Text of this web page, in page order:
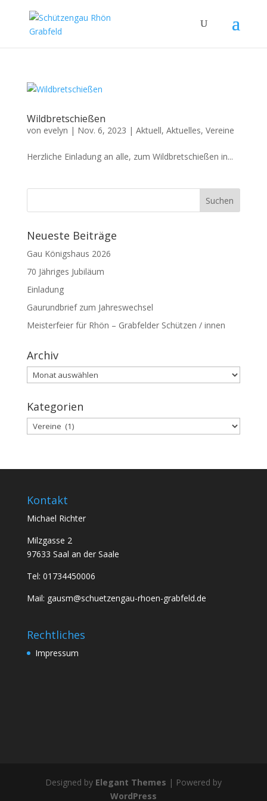
Wildbretschießen
von evelyn | Nov. 6, 2023 | Aktuell, Aktuelles, Vereine
Herzliche Einladung an alle, zum Wildbretschießen in...
Neueste Beiträge
Gau Königshaus 2026
70 Jähriges Jubiläum
Einladung
Gaurundbrief zum Jahreswechsel
Meisterfeier für Rhön – Grabfelder Schützen / innen
Archiv
Archiv
Kategorien
Kategorien
Kontakt
Michael Richter
Milzgasse 2
97633 Saal an der Saale
Tel: 01734450006
Mail: gausm@schuetzengau-rhoen-grabfeld.de
Rechtliches
Impressum
Designed by Elegant Themes | Powered by
WordPress